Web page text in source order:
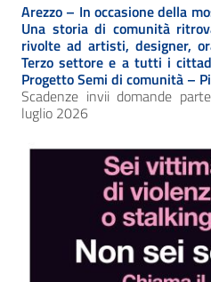
Arezzo – In occasione della
Una storia di comunità
rivolte ad artisti, designer,
Terzo settore e a tutti i
Progetto Semi di comunità –
Scadenze invii domande
luglio 2026